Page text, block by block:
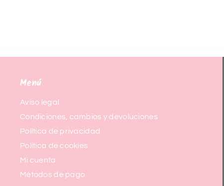
Menú
Aviso legal
Condiciones, cambios y devoluciones
Política de privacidad
Política de cookies
Mi cuenta
Métodos de pago